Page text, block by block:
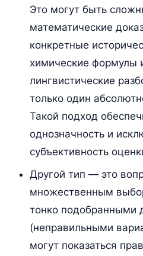
Это могут быть
математические
конкретные
химические формулы
лингвистические
только один
Такой подход
однозначность и
субъективность
Другой тип — это
множественным
тонко подобранными
(неправильными
могут показаться